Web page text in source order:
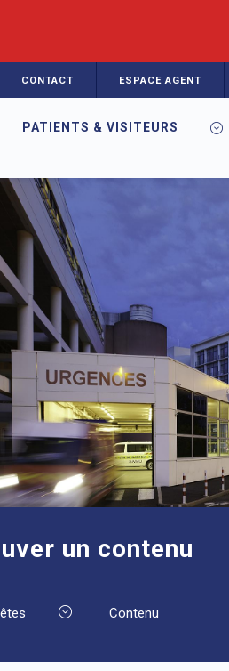
CONTACT ESPACE AGENT
PATIENTS & VISITEURS
un contenu
Contenu